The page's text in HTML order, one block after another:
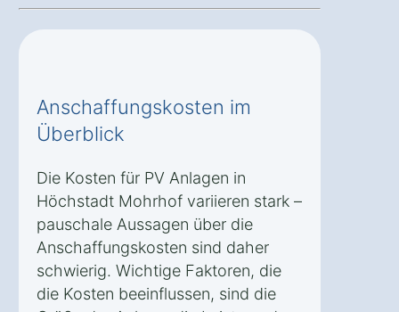
Anschaffungskosten im
Überblick
Die Kosten für PV Anlagen in
Höchstadt Mohrhof variieren stark –
pauschale Aussagen über die
Anschaffungskosten sind daher
schwierig. Wichtige Faktoren, die
die Kosten beeinflussen, sind die